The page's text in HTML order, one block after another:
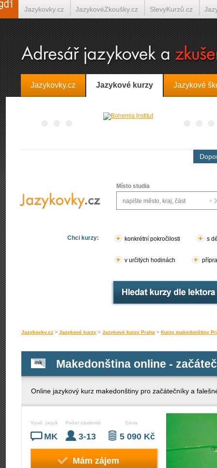
Jazykovky.cz Jazykové kurzy Jazykové
Místo studia
Chci kurzy: konkrétní pokročilosti s
v určitých hodinách
Jazykovky.cz > Jazykové kurzy > Jazykové kurzy Praha > Kurzy makedonštiny
mk Makedonština online -
Online jazykový kurz makedonštiny pro začátečníky a
Vyuč. jazyk
MK
Počet studentů
3-13
Cena
5 090 Kč
Mám zájem
Jazykovky.cz JazykovéZkoušky.cz SlevyKurzů.cz
Španělština on-line Italština on-line Tlumočení-